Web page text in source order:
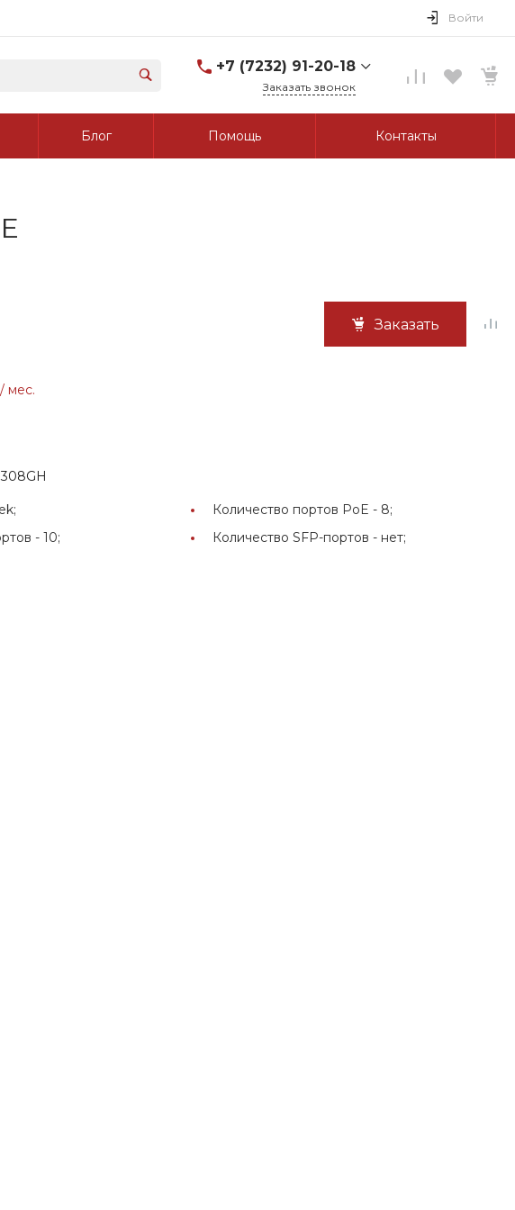
Войти
+7 (7232) 91-20-18
г. Усть-Каменогорск, ул.
Заказать звонок
Блог Помощь Контакты
Заказать
/ мес.
Количество портов PoE - 8;
-10; Количество SFP-портов - нет;